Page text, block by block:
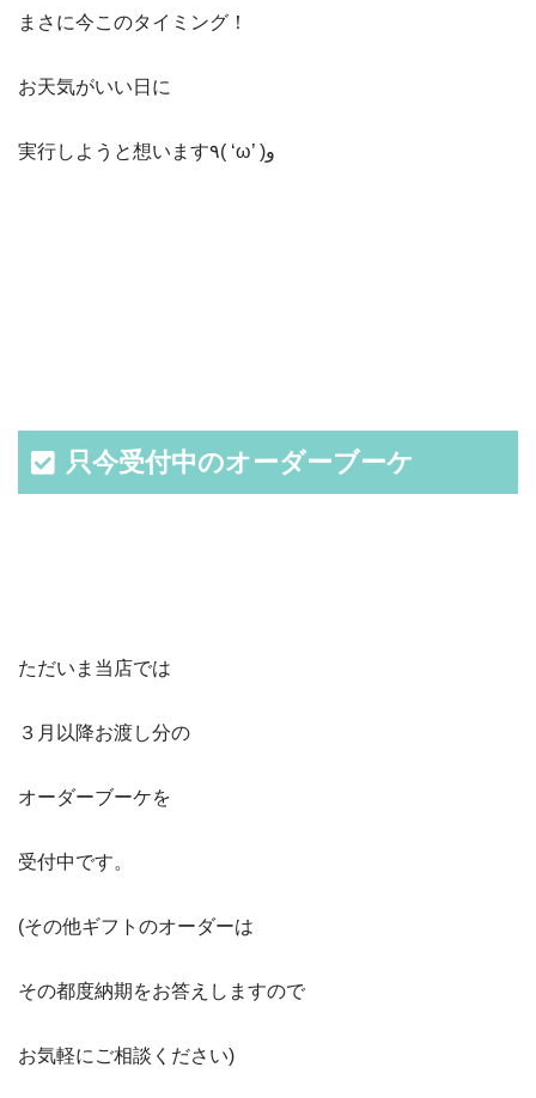
まさに今このタイミング！
お天気がいい日に
実行しようと想います٩( ‘ω’ )و
只今受付中のオーダーブーケ
ただいま当店では
３月以降お渡し分の
オーダーブーケを
受付中です。
(その他ギフトのオーダーは
その都度納期をお答えしますので
お気軽にご相談ください)